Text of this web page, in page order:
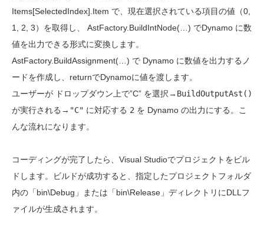
Items[SelectedIndex].Item で、現在選択されている項目の値（0,
1, 2, 3）を取得し、 AstFactory.BuildIntNode(…) でDynamo に数
値を出力できる形式に変換します。
AstFactory.BuildAssignment(…) で Dynamo に数値を出力するノ
ードを作成し、returnでDynamoに値を渡します。
ユーザーが ドロップダウン上で”C” を選択→ BuildOutputAst()
が実行される→ "C" に対応する 2 を Dynamo の出力にする。こ
んな流れになります。
コーディングが完了したら、Visual Studioでプロジェクトをビル
ドします。ビルドが成功すると、指定したプロジェクトフォルダ
内の「bin\Debug」または「bin\Release」ディレクトリにDLLフ
ァイルが生成されます。